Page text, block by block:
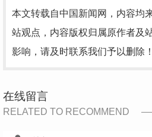
本文转载自中国新闻网，内容均
站观点，内容版权归属原作者及
影响，请及时联系我们予以删除！
在线留言
RELATED TO RECOMMEND